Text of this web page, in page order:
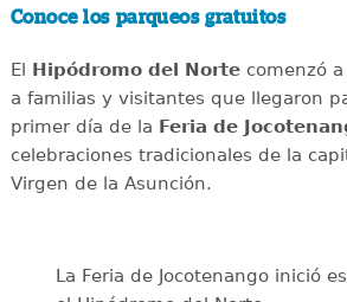
Conoce los parqueos gratuitos
El Hipódromo del Nortecomenzó a
a familias y visitantes que llegaron
primer día de la Feria de
celebraciones tradicionales de la
Virgen de la Asunción.
La Feria de Jocotenango inició